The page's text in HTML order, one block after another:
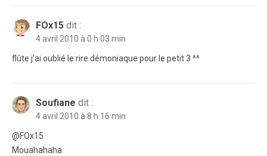
FOx15 dit :
4 avril 2010 à 0 h 03 min
flûte j’ai oublié le rire démoniaque pour le petit 3 ^^
Soufiane dit :
4 avril 2010 à 8 h 16 min
@FOx15
Mouahahaha